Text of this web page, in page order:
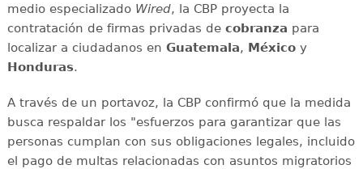
medio especializado Wired, la CBP proyecta la
contratación de firmas privadas de cobranza para
localizar a ciudadanos en Guatemala, Méxicoy
Honduras.
A través de un portavoz, la CBP confirmó que la medida
busca respaldar los "esfuerzos para garantizar que las
personas cumplan con sus obligaciones legales, incluido
el pago de multas relacionadas con asuntos migratorios